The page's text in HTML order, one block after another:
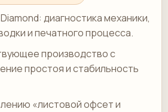
диагностика механики,
и печатного процесса.
производство с
простоя и стабильность
«листовой офсет и